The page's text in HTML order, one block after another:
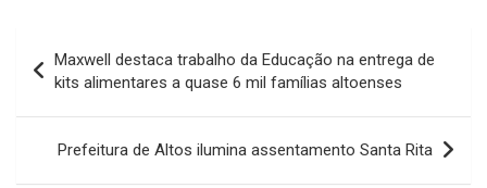
de
Post
Maxwell destaca trabalho da Educação na entrega de
kits alimentares a quase 6 mil famílias altoenses
Prefeitura de Altos ilumina assentamento Santa Rita